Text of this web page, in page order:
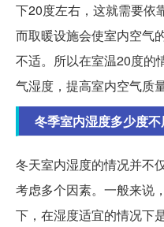
下20度左右，这就需要依
而取暖设施会使室内空气
不适。所以在室温20度的
气湿度，提高室内空气质量
冬季室内湿度多少度
冬天室内湿度的情况并不
考虑多个因素。一般来说
下，在湿度适宜的情况下